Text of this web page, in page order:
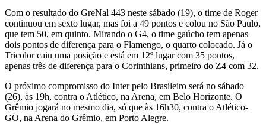
Com o resultado do GreNal 443 neste sábado (19), o time de Roger
continuou em sexto lugar, mas foi a 49 pontos e colou no São Paulo,
que tem 50, em quinto. Mirando o G4, o time gaúcho tem apenas
dois pontos de diferença para o Flamengo, o quarto colocado. Já o
Tricolor caiu uma posição e está em 12º lugar com 35 pontos,
apenas três de diferença para o Corinthians, primeiro do Z4 com 32.
O próximo compromisso do Inter pelo Brasileiro será no sábado
(26), às 19h, contra o Atlético, na Arena, em Belo Horizonte. O
Grêmio jogará no mesmo dia, só que às 16h30, contra o Atlético-
GO, na Arena do Grêmio, em Porto Alegre.